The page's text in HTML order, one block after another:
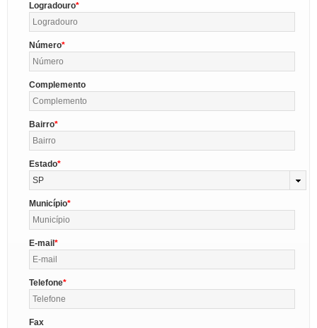
Logradouro
Número
Complemento
Bairro
Estado
SP
Município
E-mail
Telefone
Fax